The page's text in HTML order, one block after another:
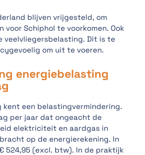
blijven vrijgesteld, om
voor Schiphol te voorkomen. Ook
veelvliegersbelasting. Dit is te
om uit te voeren.
energiebelasting
kent een belastingvermindering.
per jaar dat ongeacht de
elektriciteit en aardgas in
op de energierekening. In
524,95 (excl. btw). In de praktijk